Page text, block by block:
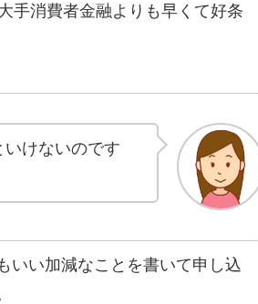
手消費者金融よりも早くて好条
けないのです
いい加減なことを書いて申し込